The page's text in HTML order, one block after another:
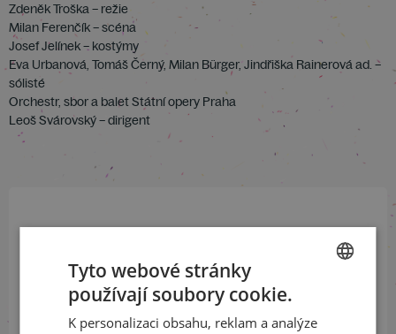
Zdeněk Troška – režie
Milan Ferenčík – scéna
Josef Jelínek – kostýmy
Eva Urbanová, Tomáš Černý, Milan Bürger, Jindřiška Rainerová ad. –
sólisté
Orchestr, sbor a balet Státní opery Praha
Leoš Svárovský – dirigent
ODEBÍRAT NEWSLETTER
ENGLISH
Tyto webové stránky
používají soubory cookie.
K personalizaci obsahu, reklam a analýze